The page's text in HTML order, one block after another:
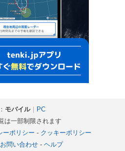
モバイル｜ PC
は一部制限されます
ーポリシー - クッキーポリシー
お問い合わせ- ヘルプ